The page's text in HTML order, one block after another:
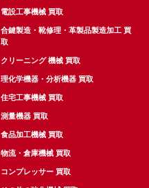
電設工事機械 買取
合鍵製造・靴修理・革製品製造加工 買
取
クリーニング 機械 買取
理化学機器・分析機器 買取
住宅工事機械 買取
測量機器 買取
食品加工機械 買取
物流・倉庫機械 買取
コンプレッサー 買取